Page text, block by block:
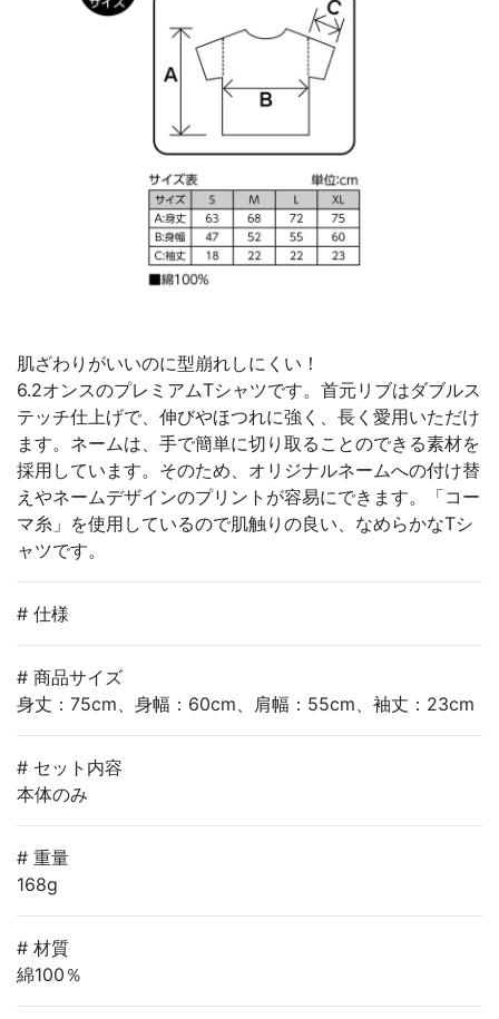
肌ざわりがいいのに型崩れしにくい！
6.2オンスのプレミアムTシャツです。首元リブはダブルス
テッチ仕上げで、伸びやほつれに強く、長く愛用いただけ
ます。ネームは、手で簡単に切り取ることのできる素材を
採用しています。そのため、オリジナルネームへの付け替
えやネームデザインのプリントが容易にできます。「コー
マ糸」を使用しているので肌触りの良い、なめらかなTシ
ャツです。
# 仕様
# 商品サイズ
身丈：75cm、身幅：60cm、肩幅：55cm、袖丈：23cm
# セット内容
本体のみ
# 重量
168g
# 材質
綿100％